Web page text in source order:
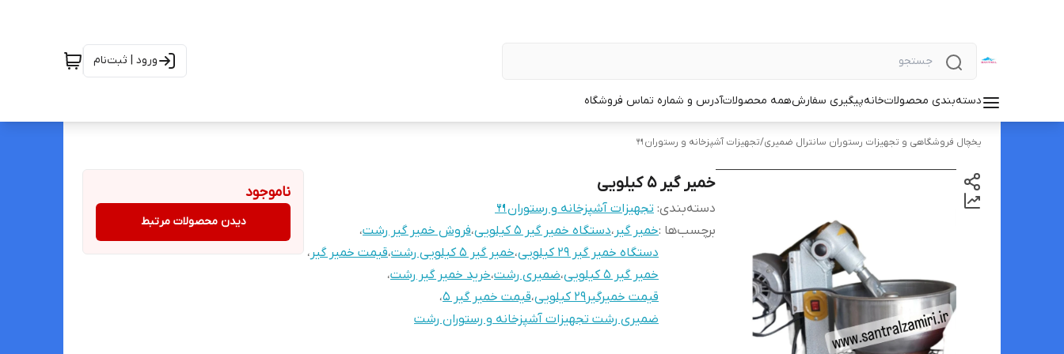
ورود | ثبت‌نام
دسته‌بندی محصولاتخانهپیگیری سفارشهمه محصولاتآدرس و شماره تماس فروشگاه
یخچال فروشگاهی و تجهیزات رستوران سانترال ضمیری/تجهیزات آشپزخانه و رستوران🍴
خمیر گیر ۵ کیلویی
دسته‌بندی: تجهیزات آشپزخانه و رستوران🍴
برچسب‌ها :خمیر گیر ،دستگاه خمیر گیر ۵ کیلویی ،فروش خمیر گیر رشت،
دستگاه خمیر گیر ۲۹ کیلویی
،خمیر گیر ۵ کیلویی رشت ،قیمت خمیر گیر ،
خمیر گیر ۵ کیلویی
،ضمیری رشت،خرید خمیر گیر رشت،
قیمت خمیرگیر۲۹ کیلویی
،قیمت خمیر گیر ۵ ،
ضمیری رشت تجهیزات آشپزخانه و رستوران رشت
ناموجود
دیدن محصولات مرتبط